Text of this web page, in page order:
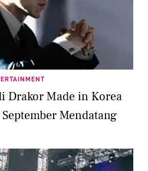
Drakor Made in Korea
Mendatang